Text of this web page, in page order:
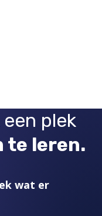
een plek
te leren.
wat er